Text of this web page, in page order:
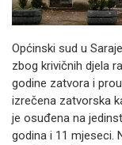
Općinski sud u
zbog krivičnih djela
godine zatvora i
izrečena zatvorska
je osuđena na
godina i 11 mjeseci.